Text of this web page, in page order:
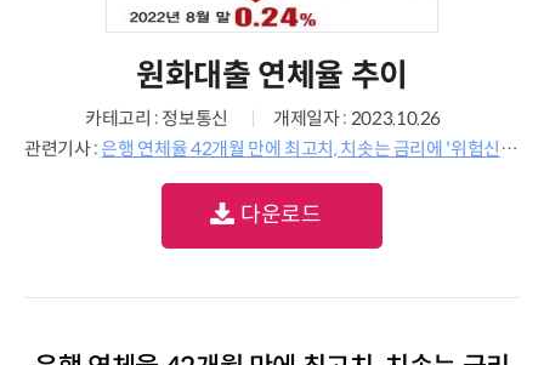
원화대출 연체율 추이
카테고리 : 정보통신
개제일자 : 2023.10.26
관련기사 :은행 연체율 42개월 만에 최고치, 치솟는 금리에 '위험신호'
다운로드